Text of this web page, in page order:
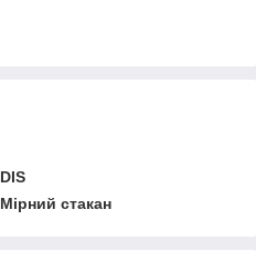
DIS
Мірний стакан